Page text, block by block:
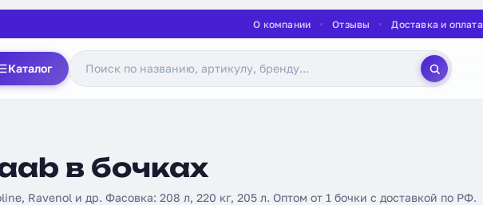
О компании Отзывы Доставка и оплата
Каталог
в бочках
Ravenol и др. Фасовка: 208 л, 220 кг, 205 л. Оптом от 1 бочки с доставкой по РФ.